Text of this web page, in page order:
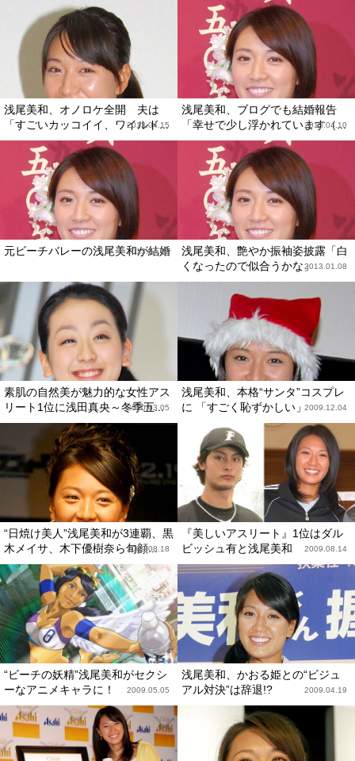
浅尾美和、オノロケ全開 夫は
「すごいカッコイイ、ワイルド...
2013.04.15
浅尾美和、ブログでも結婚報告
「幸せで少し浮かれています（...
2013.04.10
元ビーチバレーの浅尾美和が結婚
2013.04.08
浅尾美和、艶やか振袖姿披露「白
くなったので似合うかな」2013.01.08
素肌の自然美が魅力的な女性アス
リート1位に浅田真央～冬季五...
2010.03.05
浅尾美和、本格“サンタ”コスプレ
に 「すごく恥ずかしい」2009.12.04
“日焼け美人”浅尾美和が3連覇、黒
木メイサ、木下優樹奈ら旬顔...
2009.08.18
『美しいアスリート』1位はダル
ビッシュ有と浅尾美和
2009.08.14
“ビーチの妖精”浅尾美和がセクシ
ーなアニメキャラに！
2009.05.05
浅尾美和、かおる姫との“ビジュ
アル対決”は辞退!?
2009.04.19